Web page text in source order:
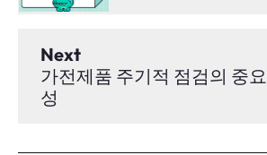
Next
가전제품 주기적 점검의 중요
성